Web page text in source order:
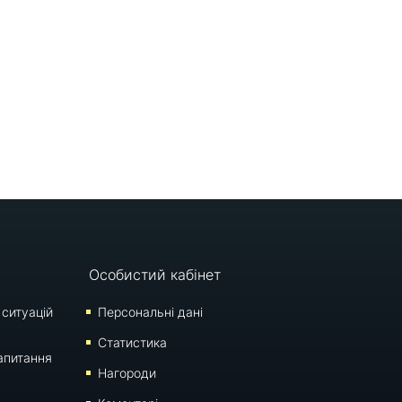
Особистий кабінет
Персональні дані
Статистика
Нагороди